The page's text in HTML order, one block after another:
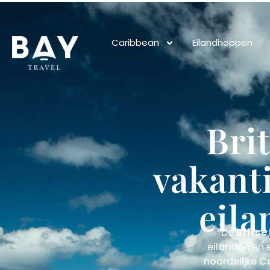
Caribbean Eilandhoppen
DeBritse
eilanden en
noordelijke